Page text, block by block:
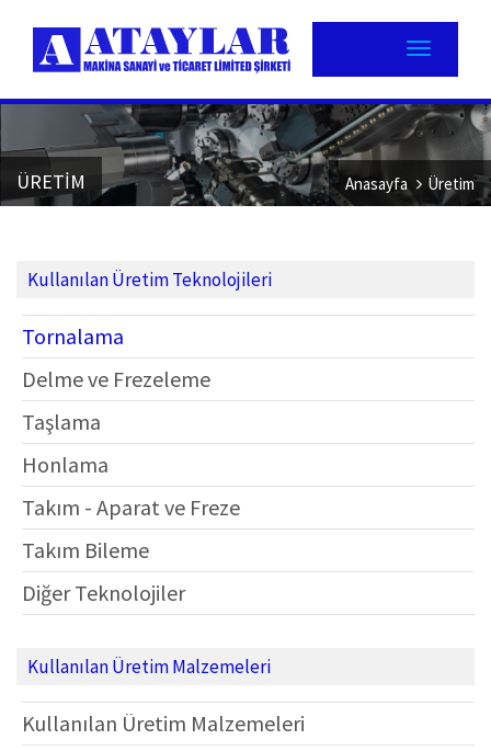
ÜRETİM Anasayfa Üretim
Kullanılan Üretim Teknolojileri
Tornalama
Delme ve Frezeleme
Taşlama
Honlama
Takım - Aparat ve Freze
Takım Bileme
Diğer Teknolojiler
Kullanılan Üretim Malzemeleri
Kullanılan Üretim Malzemeleri